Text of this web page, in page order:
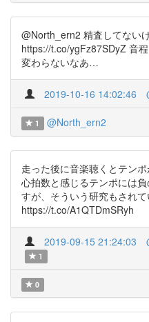
@North_ern2 精査してない
https://t.co/ygFz87SDyZ 音
変わらないなあ…
2019-10-16 14:02:46
1 @North_ern2
走った後に音楽聴くとテン
心拍数と感じるテンポには
すが、そういう研究もされて
https://t.co/A1QTDmSRyh
2019-09-15 21:24:03
1
0